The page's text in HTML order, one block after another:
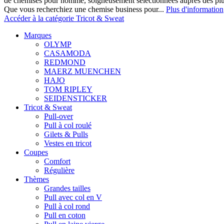
Que vous recherchiez une chemise business pour... Plus d'information
Accéder à la catégorie Tricot & Sweat
Marques
OLYMP
CASAMODA
REDMOND
MAERZ MUENCHEN
HAJO
TOM RIPLEY
SEIDENSTICKER
Tricot & Sweat
Pull-over
Pull à col roulé
Gilets & Pulls
Vestes en tricot
Coupes
Comfort
Régulière
Thèmes
Grandes tailles
Pull avec col en V
Pull à col rond
Pull en coton